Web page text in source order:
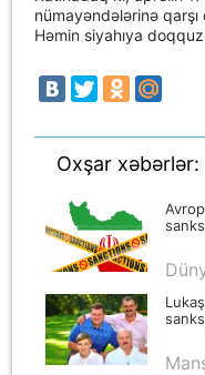
nümayəndələrinə
Həmin siyahıya
Oxşar xəbərlər: